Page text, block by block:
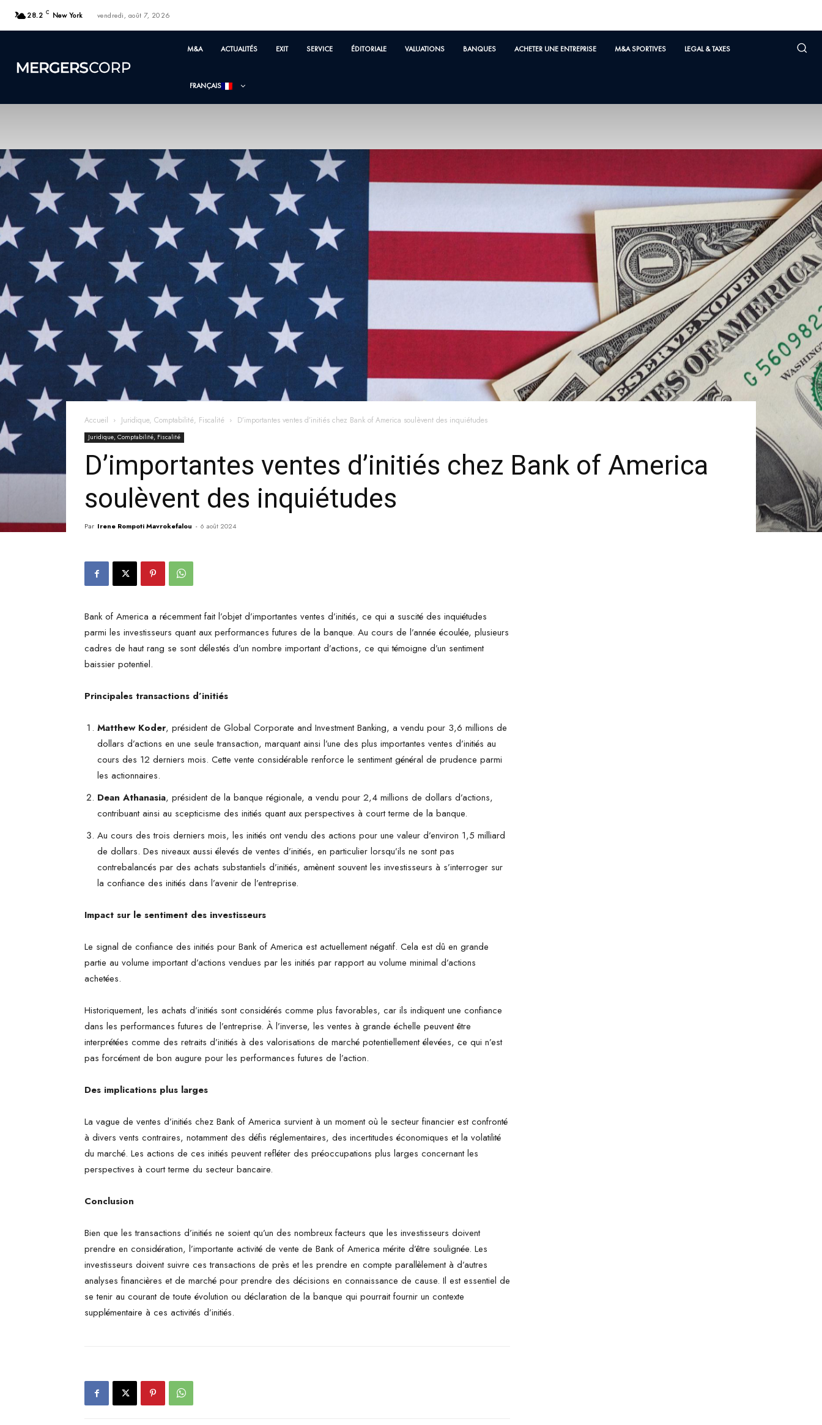
28.2 C New York vendredi, août 7, 2026
M&A ACTUALITÉS EXIT SERVICE ÉDITORIALE VALUATIONS BANQUES ACHETER UNE ENTREPRISE M&A SPORTIVES LEGAL & TAXES
FRANÇAIS
Accueil Juridique, Comptabilité, Fiscalité D’importantes ventes d’initiés chez Bank of America soulèvent des inquiétudes
Juridique, Comptabilité, Fiscalité
D’importantes ventes d’initiés chez Bank of America
soulèvent des inquiétudes
Par Irene Rompoti Mavrokefalou - 6 août 2024
Bank of America a récemment fait l’objet d’importantes ventes d’initiés, ce qui a suscité des inquiétudes
parmi les investisseurs quant aux performances futures de la banque. Au cours de l’année écoulée, plusieurs
cadres de haut rang se sont délestés d’un nombre important d’actions, ce qui témoigne d’un sentiment
baissier potentiel.
Principales transactions d’initiés
Matthew Koder, président de Global Corporate and Investment Banking, a vendu pour 3,6 millions de
dollars d’actions en une seule transaction, marquant ainsi l’une des plus importantes ventes d’initiés au
cours des 12 derniers mois. Cette vente considérable renforce le sentiment général de prudence parmi
les actionnaires.
Dean Athanasia, président de la banque régionale, a vendu pour 2,4 millions de dollars d’actions,
contribuant ainsi au scepticisme des initiés quant aux perspectives à court terme de la banque.
Au cours des trois derniers mois, les initiés ont vendu des actions pour une valeur d’environ 1,5 milliard
de dollars. Des niveaux aussi élevés de ventes d’initiés, en particulier lorsqu’ils ne sont pas
contrebalancés par des achats substantiels d’initiés, amènent souvent les investisseurs à s’interroger sur
la confiance des initiés dans l’avenir de l’entreprise.
Impact sur le sentiment des investisseurs
Le signal de confiance des initiés pour Bank of America est actuellement négatif. Cela est dû en grande
partie au volume important d’actions vendues par les initiés par rapport au volume minimal d’actions
achetées.
Historiquement, les achats d’initiés sont considérés comme plus favorables, car ils indiquent une confiance
dans les performances futures de l’entreprise. À l’inverse, les ventes à grande échelle peuvent être
interprétées comme des retraits d’initiés à des valorisations de marché potentiellement élevées, ce qui n’est
pas forcément de bon augure pour les performances futures de l’action.
Des implications plus larges
La vague de ventes d’initiés chez Bank of America survient à un moment où le secteur financier est confronté
à divers vents contraires, notamment des défis réglementaires, des incertitudes économiques et la volatilité
du marché. Les actions de ces initiés peuvent refléter des préoccupations plus larges concernant les
perspectives à court terme du secteur bancaire.
Conclusion
Bien que les transactions d’initiés ne soient qu’un des nombreux facteurs que les investisseurs doivent
prendre en considération, l’importante activité de vente de Bank of America mérite d’être soulignée. Les
investisseurs doivent suivre ces transactions de près et les prendre en compte parallèlement à d’autres
analyses financières et de marché pour prendre des décisions en connaissance de cause. Il est essentiel de
se tenir au courant de toute évolution ou déclaration de la banque qui pourrait fournir un contexte
supplémentaire à ces activités d’initiés.